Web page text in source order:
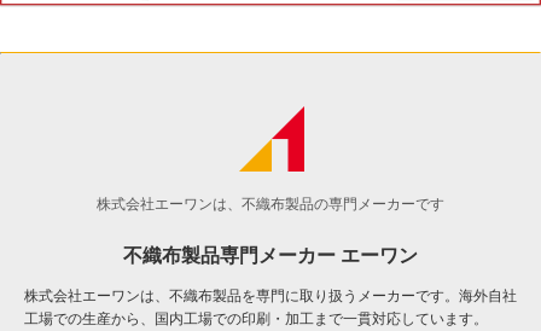
株式会社エーワンは、不織布製品の専門メーカーです
不織布製品専門メーカー エーワン
株式会社エーワンは、不織布製品を専門に取り扱うメーカーです。海外自社
工場での生産から、国内工場での印刷・加工まで一貫対応しています。